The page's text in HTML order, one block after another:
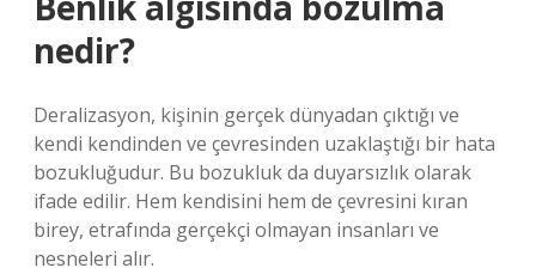
nedir?
Deralizasyon, kişinin gerçek dünyadan çıktığı ve
kendi kendinden ve çevresinden uzaklaştığı bir hata
bozukluğudur. Bu bozukluk da duyarsızlık olarak
ifade edilir. Hem kendisini hem de çevresini kıran
birey, etrafında gerçekçi olmayan insanları ve
nesneleri alır.